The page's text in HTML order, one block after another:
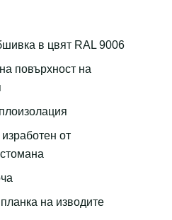
в цвят RAL 9006
повърхност на
от
на изводите